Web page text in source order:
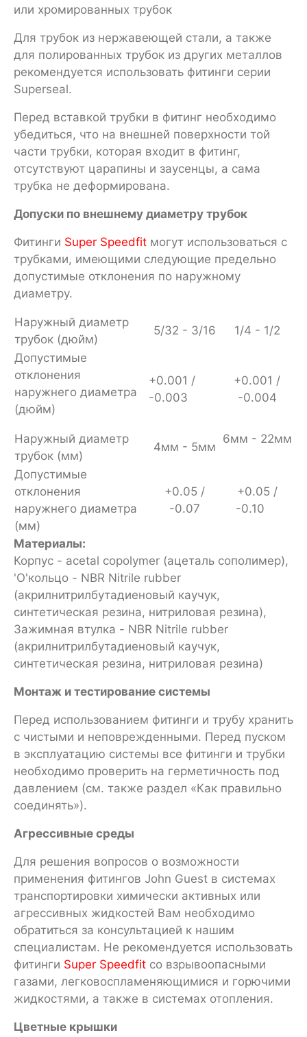
или хромированных трубок
Для трубок из нержавеющей стали, а также
для полированных трубок из других металлов
рекомендуется использовать фитинги серии
Superseal.
Перед вставкой трубки в фитинг необходимо
убедиться, что на внешней поверхности той
части трубки, которая входит в фитинг,
отсутствуют царапины и заусенцы, а сама
трубка не деформирована.
Допуски по внешнему диаметру трубок
Фитинги Super Speedfit могут использоваться с
трубками, имеющими следующие предельно
допустимые отклонения по наружному
диаметру.
Наружный диаметр
трубок (дюйм)
5/32 - 3/16
1/4 - 1/2
Допустимые
отклонения
наружнего диаметра
(дюйм)
+0.001 /
-0.003
+0.001 /
-0.004
Наружный диаметр
трубок (мм)
4мм - 5мм
6мм - 22мм
Допустимые
отклонения
наружнего диаметра
(мм)
+0.05 /
-0.07
+0.05 /
-0.10
Материалы:
Корпус - acetal copolymer (ацеталь сополимер),
'O'кольцо - NBR Nitrile rubber
(акрилнитрилбутадиеновый каучук,
синтетическая резина, нитриловая резина),
Зажимная втулка - NBR Nitrile rubber
(акрилнитрилбутадиеновый каучук,
синтетическая резина, нитриловая резина)
Монтаж и тестирование системы
Перед использованием фитинги и трубу хранить
с чистыми и неповрежденными. Перед пуском
в эксплуатацию системы все фитинги и трубки
необходимо проверить на герметичность под
давлением (см. также раздел «Как правильно
соединять»).
Агрессивные среды
Для решения вопросов о возможности
применения фитингов John Guest в системах
транспортировки химически активных или
агрессивных жидкостей Вам необходимо
обратиться за консультацией к нашим
специалистам. Не рекомендуется использовать
фитинги Super Speedfit со взрывоопасными
газами, легковоспламеняющимися и горючими
жидкостями, а также в системах отопления.
Цветные крышки